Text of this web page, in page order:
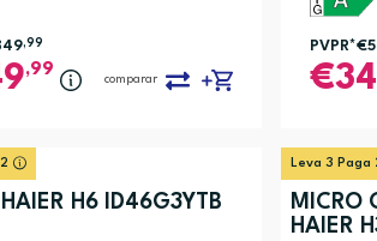
Quick 15min, Centrifugação, Vapor, Sintético (1)
,99
,99
comparar
PVPR*
H6 ID46G3YTB
Leva 3 Paga
MICRO
HAIER